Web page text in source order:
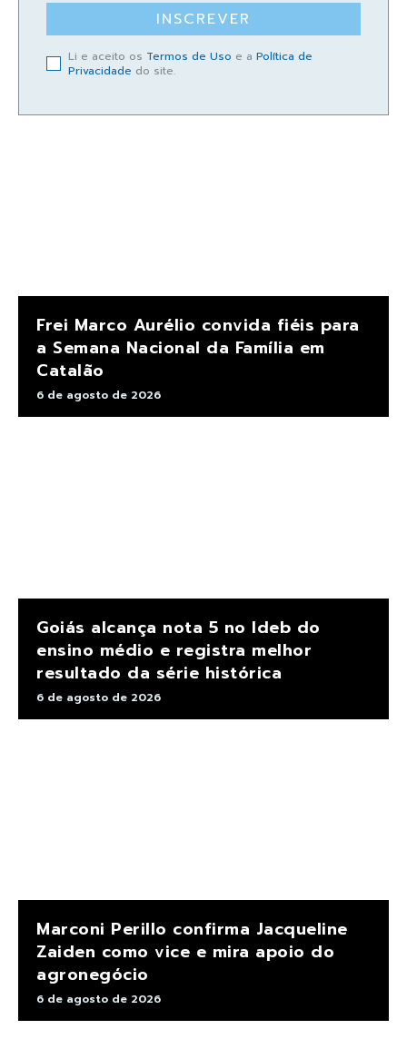
INSCREVER
Li e aceito os Termos de Uso e a Política de
Privacidade do site.
Frei Marco Aurélio convida fiéis para
a Semana Nacional da Família em
Catalão
6 de agosto de 2026
Goiás alcança nota 5 no Ideb do
ensino médio e registra melhor
resultado da série histórica
6 de agosto de 2026
Marconi Perillo confirma Jacqueline
Zaiden como vice e mira apoio do
agronegócio
6 de agosto de 2026